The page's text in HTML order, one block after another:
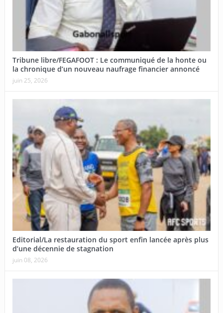
Tribune libre/FEGAFOOT : Le communiqué de la honte ou
la chronique d’un nouveau naufrage financier annoncé
juin 25, 2026
Editorial/La restauration du sport enfin lancée après plus
d’une décennie de stagnation
juin 08, 2026